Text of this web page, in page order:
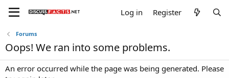
Log in Register
Forums
Oops! We ran into some problems.
An error occurred while the page was being generated. Please